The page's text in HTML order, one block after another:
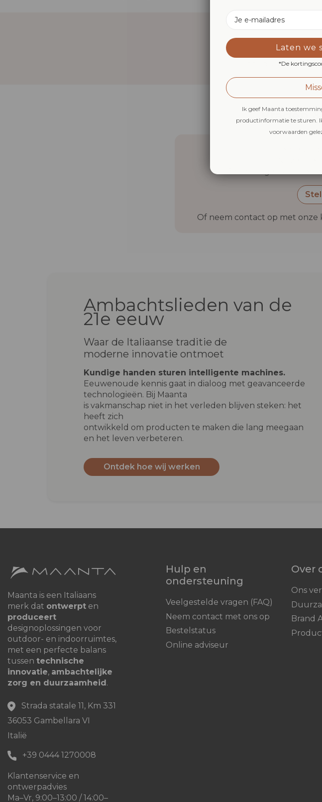
Deel jouw Maanta-
Vragen
Of neem contact op met onze
Ambachtslieden van de
21e eeuw
Waar de Italiaanse traditie de
moderne innovatie ontmoet
Kundige handen sturen intelligente machines.
Eeuwenoude kennis gaat in dialoog met geavanceerde
technologieën. Bij Maanta
is vakmanschap niet in het verleden blijven steken: het
heeft zich
ontwikkeld om producten te maken die lang meegaan
en het leven verbeteren.
Ontdek hoe wij werken
Maanta is een Italiaans
merk dat ontwerpt en
produceert
designoplossingen voor
outdoor- en indoorruimtes,
met een perfecte balans
tussen technische
innovatie, ambachtelijke
zorg en duurzaamheid.
Strada statale 11, Km 331
36053 Gambellara VI
Italië
+39 0444 1270008
Klantenservice en
ontwerpadvies
Ma–Vr, 9:00–13:00 / 14:00–
Hulp en
ondersteuning
Veelgestelde vragen (FAQ)
Neem contact met ons op
Bestelstatus
Online adviseur
Over
Ons
Brand
Laten we
*De
Ik geef Maanta
productinformatie te sturen.
voorwaarden